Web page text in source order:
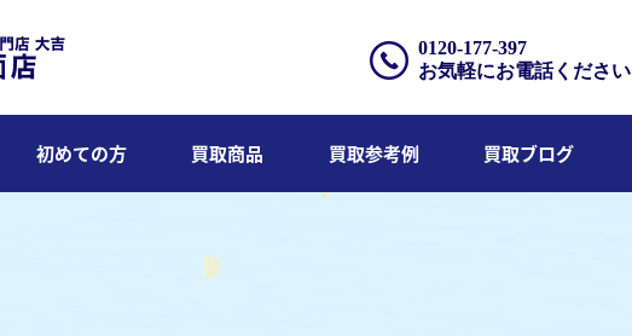
0120-177-397
お気軽にお電話ください
初めての方 買取商品 買取参考例 買取ブログ